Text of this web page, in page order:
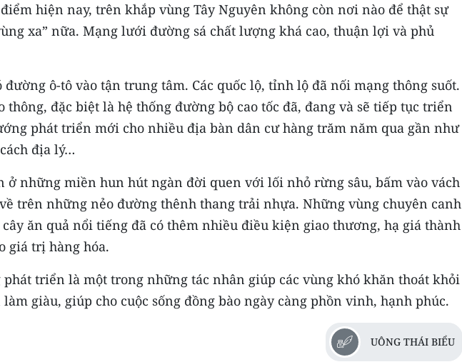
hiện nay, trên khắp vùng Tây Nguyên không còn nơi nào để thật sự
xa” nữa. Mạng lưới đường sá chất lượng khá cao, thuận lợi và phủ
đường ô-tô vào tận trung tâm. Các quốc lộ, tỉnh lộ đã nối mạng thông suốt.
thông, đặc biệt là hệ thống đường bộ cao tốc đã, đang và sẽ tiếp tục triển
phát triển mới cho nhiều địa bàn dân cư hàng trăm năm qua gần như
địa lý…
ở những miền hun hút ngàn đời quen với lối nhỏ rừng sâu, bấm vào vách
trên những nẻo đường thênh thang trải nhựa. Những vùng chuyên canh
cây ăn quả nổi tiếng đã có thêm nhiều điều kiện giao thương, hạ giá thành
giá trị hàng hóa.
phát triển là một trong những tác nhân giúp các vùng khó khăn thoát khỏi
giàu, giúp cho cuộc sống đồng bào ngày càng phồn vinh, hạnh phúc.
UÔNG THÁI BIỂU